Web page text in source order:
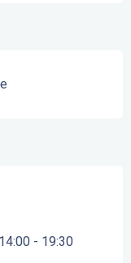
14:00 - 19:30